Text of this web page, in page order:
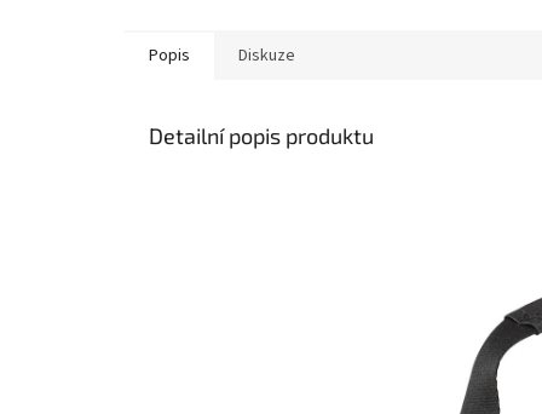
Popis Diskuze
Detailní popis produktu